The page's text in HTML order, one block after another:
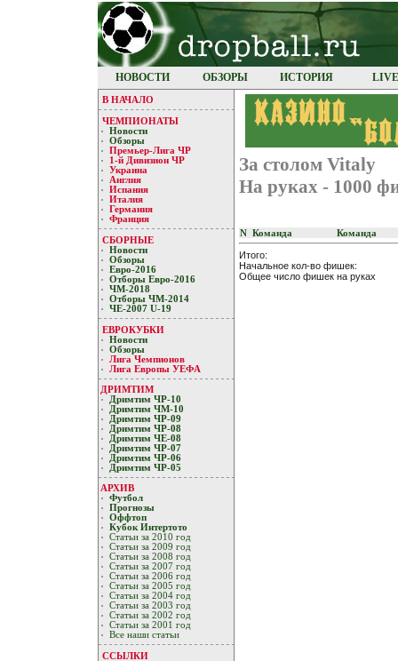
НОВОСТИ ОБЗОРЫ ИСТОРИЯ
В НАЧАЛО
ЧЕМПИОНАТЫ
Новости
Обзоры
Премьер-Лигa ЧР
1-й Дивизион ЧР
Украина
Англия
Испания
Италия
Германия
Франция
СБОРНЫЕ
Новости
Обзоры
Евро-2016
Отборы Евро-2016
ЧМ-2018
Отборы ЧМ-2014
ЧЕ-2007 U-19
ЕВРОКУБКИ
Новости
Обзоры
Лигa Чемпиoнoв
Лига Европы УЕФA
ДРИМТИМ
Дримтим ЧР-10
Дримтим ЧМ-10
Дримтим ЧР-09
Дримтим ЧР-08
Дримтим ЧЕ-08
Дримтим ЧР-07
Дримтим ЧР-06
Дримтим ЧР-05
АРХИВ
Футбол
Прогнозы
Оффтоп
Кубoк Интертoтo
Статьи за 2010 год
Статьи за 2009 год
Статьи за 2008 год
Статьи за 2007 год
Статьи за 2006 год
Статьи за 2005 год
Статьи за 2004 год
Статьи за 2003 год
Статьи за 2002 год
Статьи за 2001 год
Все наши статьи
ССЫЛКИ
За столом Vitaly
На руках - 1000
N Команда Команда
Итого:
Начальное кол-во фишек:
Общее число фишек на руках